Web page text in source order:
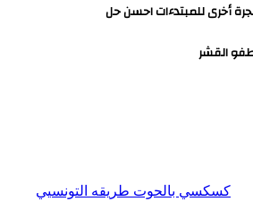
أخرى للمبتدءات احسن حل
القشر
كسكسي بالحوت طريقه التونسيي